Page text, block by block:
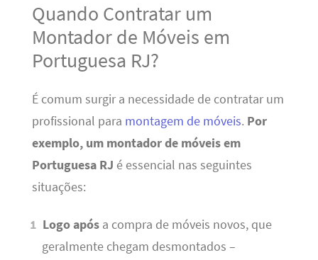
Quando Contratar um
Montador de Móveis em
Portuguesa RJ?
É comum surgir a necessidade de contratar um
profissional para montagem de móveis. Por
exemplo, um montador de móveis em
Portuguesa RJ é essencial nas seguintes
situações:
Logo após a compra de móveis novos, que
geralmente chegam desmontados –